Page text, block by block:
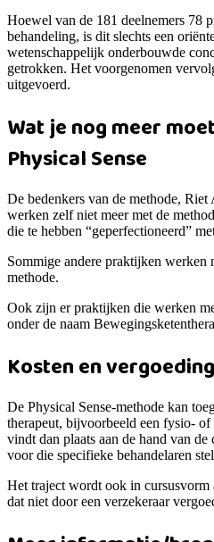
Hoewel van de 181 deelnemers 78
behandeling, is dit slechts een
wetenschappelijk onderbouwde
getrokken. Het voorgenomen
uitgevoerd.
Wat je nog meer
Physical Sense
De bedenkers van de methode,
werken zelf niet meer met de
die te hebben “geperfectioneerd”
Sommige andere praktijken werken
methode.
Ook zijn er praktijken die werken
onder de naam
Kosten en vergoeding
De Physical Sense-methode kan
therapeut, bijvoorbeeld een fysio-
vindt dan plaats aan de hand van
voor die specifieke behandelaren
Het traject wordt ook in cursusvorm
dat niet door een verzekeraar